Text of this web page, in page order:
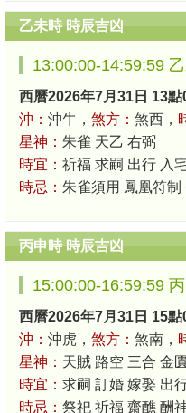
乙未時 時辰吉凶
13:00:00-14:59:59
西曆2026年7月31日 13
沖： 沖牛， 煞方： 煞西，
星神： 朱雀 天乙 右弼
時宜： 祈福 求嗣 出行 入
時忌： 朱雀須用 鳳凰符制
丙申時 時辰吉凶
15:00:00-16:59:59
西曆2026年7月31日 15
沖： 沖虎， 煞方： 煞南，
星神： 天賊 路空 三合 金
時宜： 求嗣 訂婚 嫁娶 出
時忌： 祭祀 祈福 齋醮 酬